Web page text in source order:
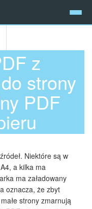
z
strony
PDF
Niektóre są w
a kilka ma
ma załadowany
oznacza, że zbyt
strony zmarnują